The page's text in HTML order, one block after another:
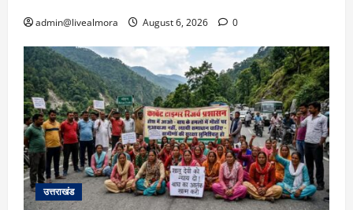
admin@livealmora August 6, 2026 0
उत्तराखंड